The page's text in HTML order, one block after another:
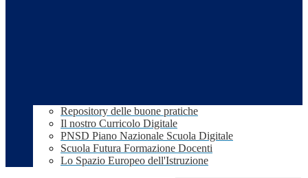
Repository delle buone pratiche
Il nostro Curricolo Digitale
PNSD Piano Nazionale Scuola Digitale
Scuola Futura Formazione Docenti
Lo Spazio Europeo dell'Istruzione